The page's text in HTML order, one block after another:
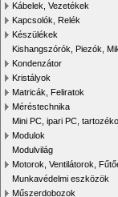
Kábelek, Vezetékek
Kapcsolók, Relék
Készülékek
Kishangszórók, Piezók,
Kondenzátor
Kristályok
Matricák, Feliratok
Méréstechnika
Mini PC, ipari PC,
Modulok
Modulvilág
Motorok, Ventilátorok,
Munkavédelmi eszközök
Műszerdobozok